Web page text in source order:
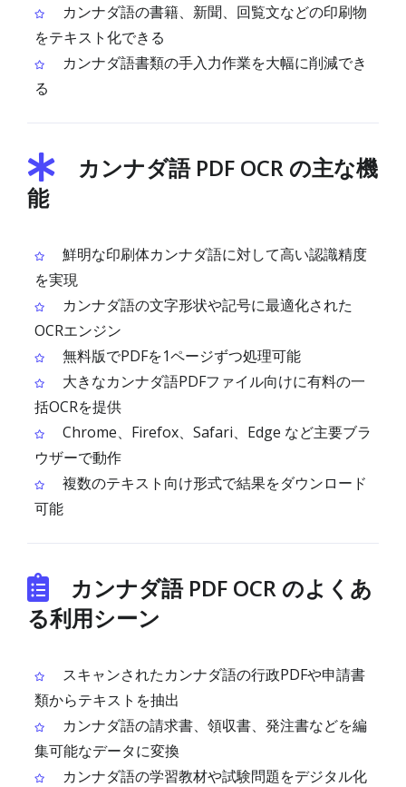
カンナダ語の書籍、新聞、回覧文などの印刷物
をテキスト化できる
カンナダ語書類の手入力作業を大幅に削減でき
る
カンナダ語 PDF OCR の主な機
能
鮮明な印刷体カンナダ語に対して高い認識精度
を実現
カンナダ語の文字形状や記号に最適化された
OCRエンジン
無料版でPDFを1ページずつ処理可能
大きなカンナダ語PDFファイル向けに有料の一
括OCRを提供
Chrome、Firefox、Safari、Edge など主要ブラ
ウザーで動作
複数のテキスト向け形式で結果をダウンロード
可能
カンナダ語 PDF OCR のよくあ
る利用シーン
スキャンされたカンナダ語の行政PDFや申請書
類からテキストを抽出
カンナダ語の請求書、領収書、発注書などを編
集可能なデータに変換
カンナダ語の学習教材や試験問題をデジタル化